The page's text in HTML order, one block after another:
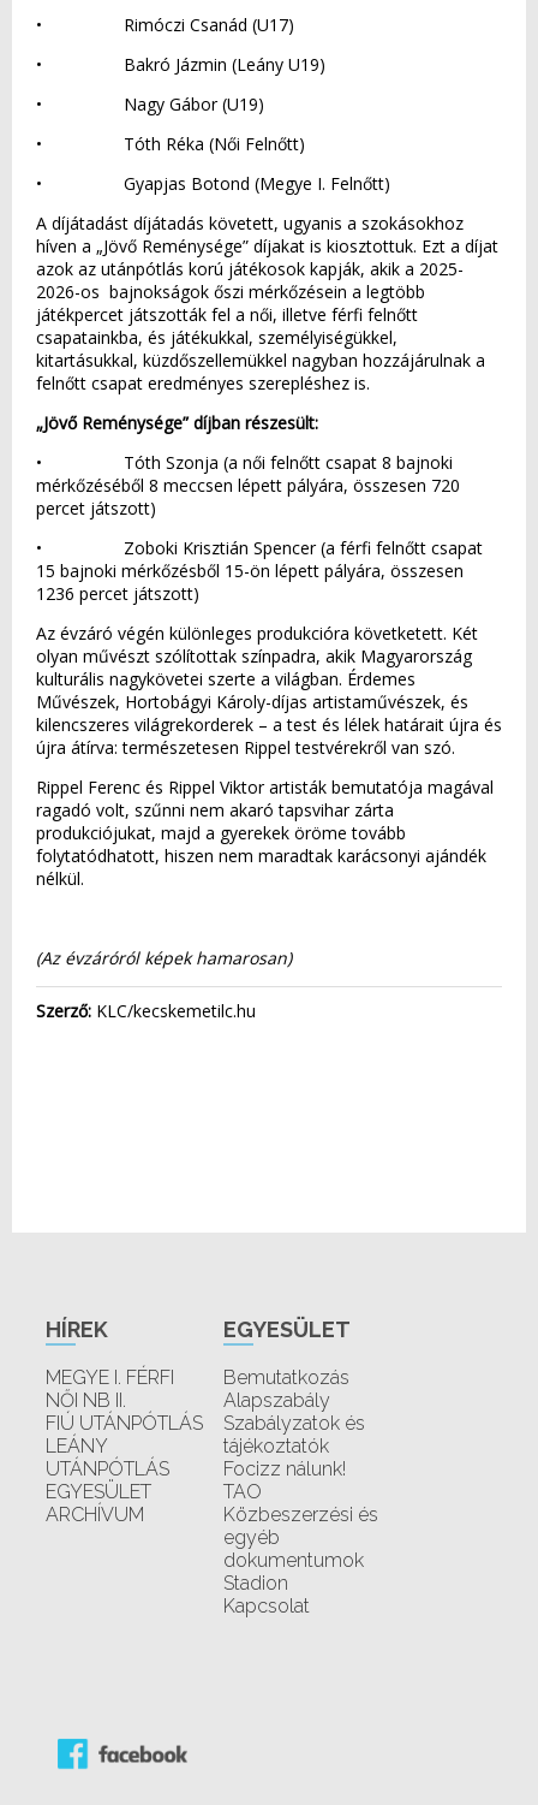
• Rimóczi Csanád (U17)
• Bakró Jázmin (Leány U19)
• Nagy Gábor (U19)
• Tóth Réka (Női Felnőtt)
• Gyapjas Botond (Megye I. Felnőtt)
A díjátadást díjátadás követett, ugyanis a szokásokhoz
híven a „Jövő Reménysége” díjakat is kiosztottuk. Ezt a díjat
azok az utánpótlás korú játékosok kapják, akik a 2025-
2026-os bajnokságok őszi mérkőzésein a legtöbb
játékpercet játszották fel a női, illetve férfi felnőtt
csapatainkba, és játékukkal, személyiségükkel,
kitartásukkal, küzdőszellemükkel nagyban hozzájárulnak a
felnőtt csapat eredményes szerepléshez is.
„Jövő Reménysége” díjban részesült:
• Tóth Szonja (a női felnőtt csapat 8 bajnoki
mérkőzéséből 8 meccsen lépett pályára, összesen 720
percet játszott)
• Zoboki Krisztián Spencer (a férfi felnőtt csapat
15 bajnoki mérkőzésből 15-ön lépett pályára, összesen
1236 percet játszott)
Az évzáró végén különleges produkcióra követketett. Két
olyan művészt szólítottak színpadra, akik Magyarország
kulturális nagykövetei szerte a világban. Érdemes
Művészek, Hortobágyi Károly-díjas artistaművészek, és
kilencszeres világrekorderek – a test és lélek határait újra és
újra átírva: természetesen Rippel testvérekről van szó.
Rippel Ferenc és Rippel Viktor artisták bemutatója magával
ragadó volt, szűnni nem akaró tapsvihar zárta
produkciójukat, majd a gyerekek öröme tovább
folytatódhatott, hiszen nem maradtak karácsonyi ajándék
nélkül.
(Az évzáróról képek hamarosan)
Szerző: KLC/kecskemetilc.hu
HÍREK
MEGYE I. FÉRFI
NŐI NB II.
FIÚ UTÁNPÓTLÁS
LEÁNY
UTÁNPÓTLÁS
EGYESÜLET
ARCHÍVUM
EGYESÜLET
Bemutatkozás
Alapszabály
Szabályzatok és
tájékoztatók
Focizz nálunk!
TAO
Közbeszerzési és
egyéb
dokumentumok
Stadion
Kapcsolat